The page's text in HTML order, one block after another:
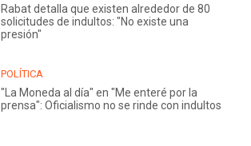
Rabat detalla que existen alrededor de 80
solicitudes de indultos: "No existe una
presión"
POLÍTICA
"La Moneda al día" en "Me enteré por la
prensa": Oficialismo no se rinde con indultos